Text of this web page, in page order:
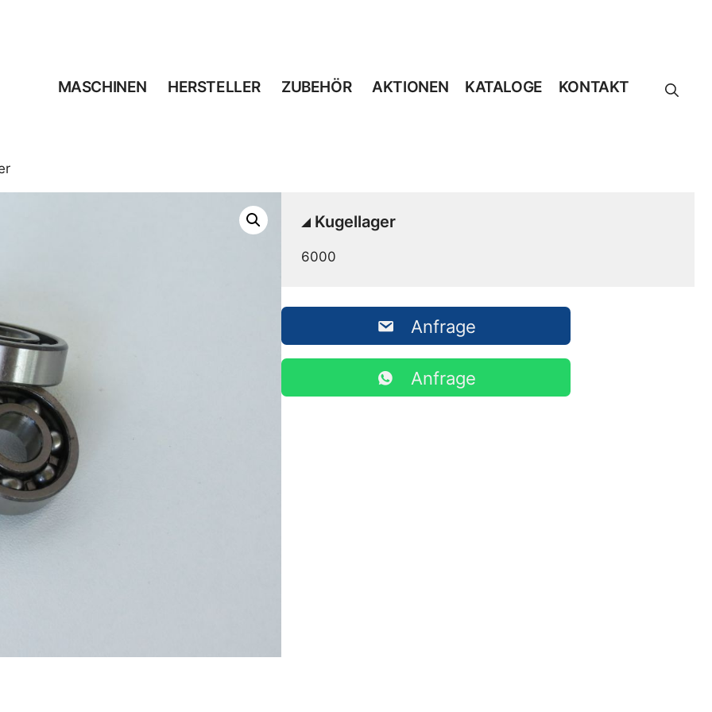
MASCHINEN HERSTELLER ZUBEHÖR AKTIONEN KATALOGE KONTAKT
Kugellager
6000
Anfrage
Anfrage